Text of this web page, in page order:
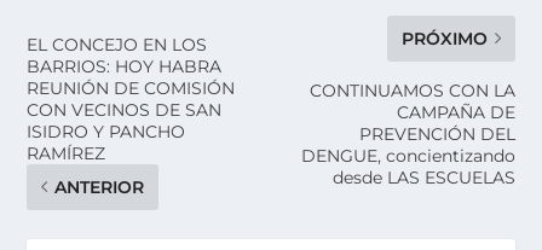
EL CONCEJO EN LOS
BARRIOS: HOY HABRA
REUNIÓN DE COMISIÓN
CON VECINOS DE SAN
ISIDRO Y PANCHO
RAMÍREZ
ANTERIOR
PRÓXIMO
CONTINUAMOS CON LA
CAMPAÑA DE
PREVENCIÓN DEL
DENGUE, concientizando
desde LAS ESCUELAS